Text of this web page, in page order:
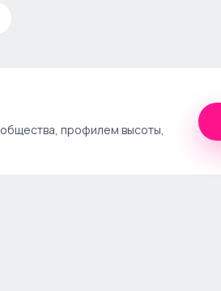
профилем высоты,